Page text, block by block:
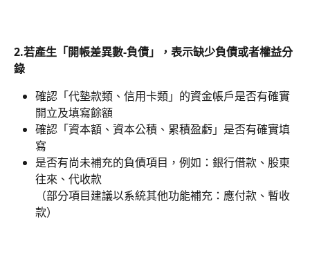
2.若產生「開帳差異數-負債」，表示缺少負債或者權益分
錄
確認「代墊款類、信用卡類」的資金帳戶是否有確實
開立及填寫餘額
確認「資本額、資本公積、累積盈虧」是否有確實填
寫
是否有尚未補充的負債項目，例如：銀行借款、股東
往來、代收款
（部分項目建議以系統其他功能補充：應付款、暫收
款）